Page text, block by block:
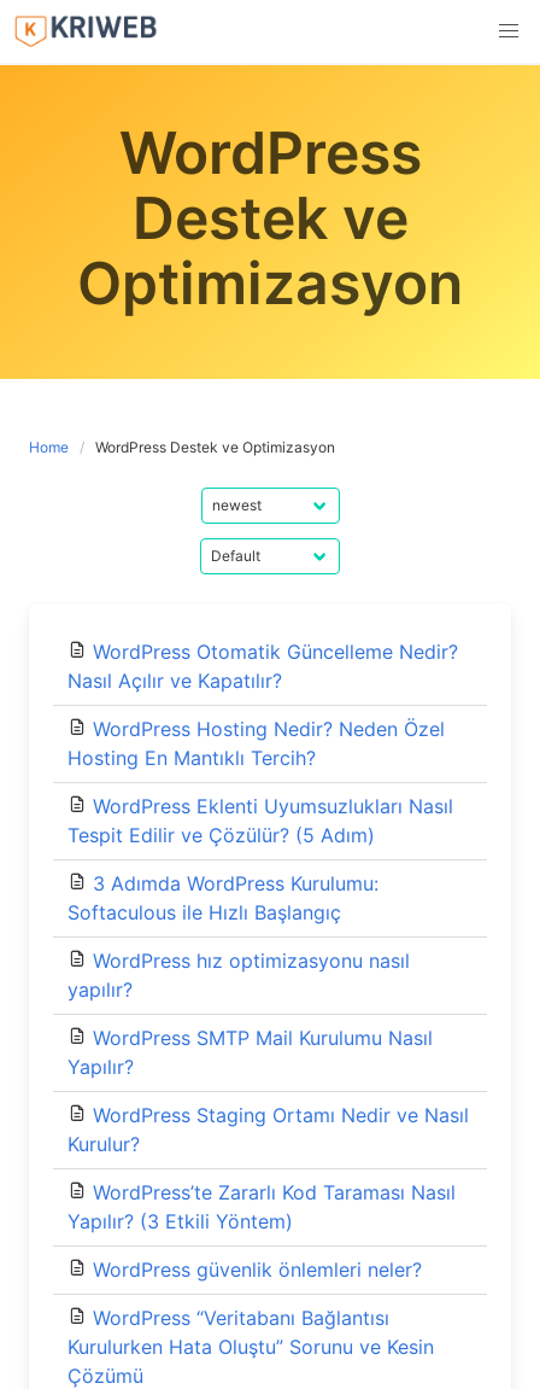
Skip
to
content
WordPress
Destek ve
Optimizasyon
Home WordPress Destek ve Optimizasyon
WordPress Otomatik Güncelleme Nedir?
Nasıl Açılır ve Kapatılır?
WordPress Hosting Nedir? Neden Özel
Hosting En Mantıklı Tercih?
WordPress Eklenti Uyumsuzlukları Nasıl
Tespit Edilir ve Çözülür? (5 Adım)
3 Adımda WordPress Kurulumu:
Softaculous ile Hızlı Başlangıç
WordPress hız optimizasyonu nasıl
yapılır?
WordPress SMTP Mail Kurulumu Nasıl
Yapılır?
WordPress Staging Ortamı Nedir ve Nasıl
Kurulur?
WordPress’te Zararlı Kod Taraması Nasıl
Yapılır? (3 Etkili Yöntem)
WordPress güvenlik önlemleri neler?
WordPress “Veritabanı Bağlantısı
Kurulurken Hata Oluştu” Sorunu ve Kesin
Çözümü